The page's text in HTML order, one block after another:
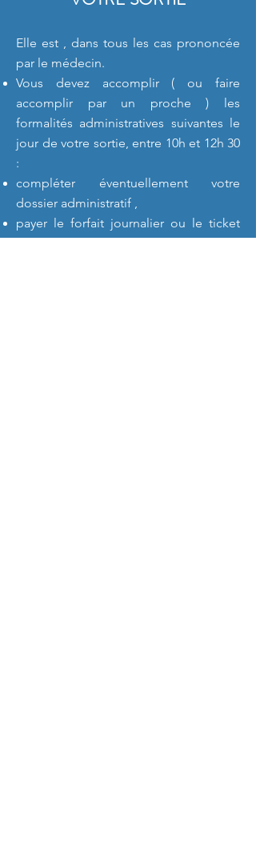
Elle est , dans tous les cas prononcée
par le médecin.
Vous devez accomplir ( ou faire
accomplir par un proche ) les
formalités administratives suivantes le
jour de votre sortie, entre 10h et 12h 30
:
compléter éventuellement votre
dossier administratif ,
payer le forfait journalier ou le ticket
modérateur s'ils ne sont pas pris en